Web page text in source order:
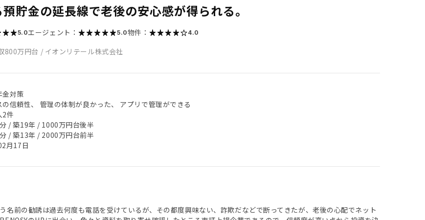
貯金の延長線で老後の安心感が得られる。
5.0エージェント： 5.0物件： 4.0
800万円台 / イオンリテール株式会社
金対策
の信頼性、 管理の体制が良かった、 アプリで管理ができる
2件
/ 築19年 / 1000万円台後半
/ 築13年 / 2000万円台前半
月17日
名前の勧誘は過去何度も電話を受けているが、その都度興味ない、詐欺だなどで断ってきたが、老後の心配でネット